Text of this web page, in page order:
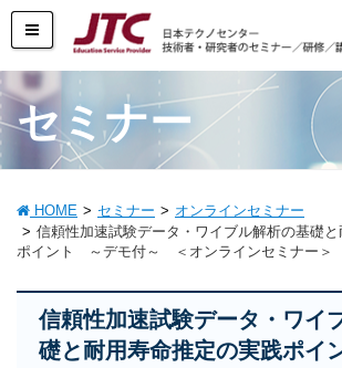
セミナー
HOME セミナー
オンラインセミナー
信頼性加速試験データ・ワイブル解析の基礎
ポイント ～デモ付～ ＜オンラインセミナー＞
信頼性加速試験データ・ワイ
礎と耐用寿命推定の実践ポ